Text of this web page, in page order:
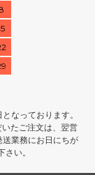
なっております。
たご注文は、翌営
業務にお日にちが
い。